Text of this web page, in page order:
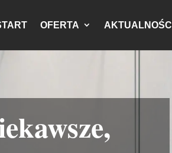
OFERTA AKTUALNOŚCI